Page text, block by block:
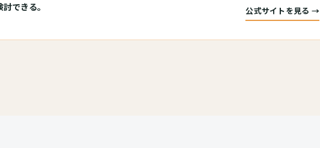
できる。 公式サイトを見る →